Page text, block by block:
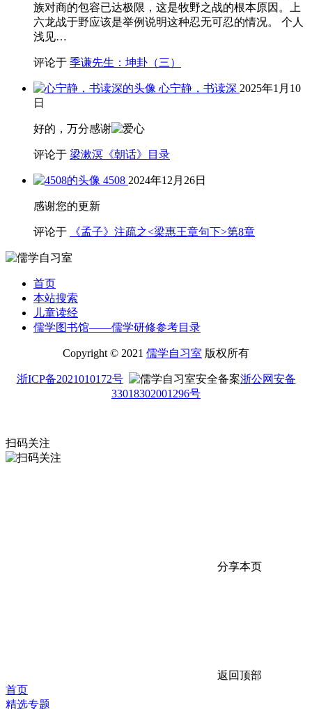
族对商的包容已达极限，这是牧野之战的根本原因。上
六龙战于野应该是举例说明这种忍无可忍的情况。 个人
浅见…
评论于 季谦先生：坤卦（三）
心宁静，书读深 2025年1月10
日
好的，万分感谢
评论于 梁漱溟《朝话》目录
4508 2024年12月26日
感谢您的更新
评论于 《孟子》注疏之<梁惠王章句下>第8章
首页
本站搜索
儿童读经
儒学图书馆——儒学研修参考目录
Copyright © 2021 儒学自习室 版权所有
浙ICP备2021010172号
浙公网安备
33018302001296号
扫码关注
分享本页
返回顶部
首页
精选专题